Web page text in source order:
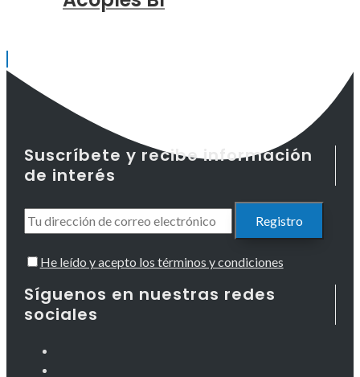
Suscríbete y recibe información
de interés
He leído y acepto los términos y condiciones
Síguenos en nuestras redes
sociales